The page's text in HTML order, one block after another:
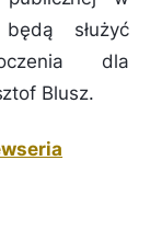
służyć
dla
Blusz.